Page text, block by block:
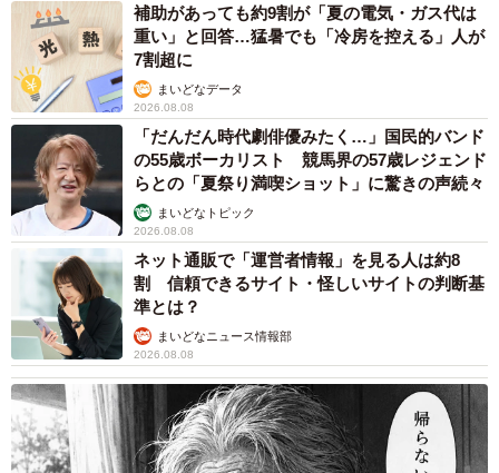
補助があっても約9割が「夏の電気・ガス代は
重い」と回答…猛暑でも「冷房を控える」人が
7割超に
まいどなデータ
2026.08.08
「だんだん時代劇俳優みたく…」国民的バンド
の55歳ボーカリスト 競馬界の57歳レジェンド
らとの「夏祭り満喫ショット」に驚きの声続々
まいどなトピック
2026.08.08
ネット通販で「運営者情報」を見る人は約8
割 信頼できるサイト・怪しいサイトの判断基
準とは？
まいどなニュース情報部
2026.08.08